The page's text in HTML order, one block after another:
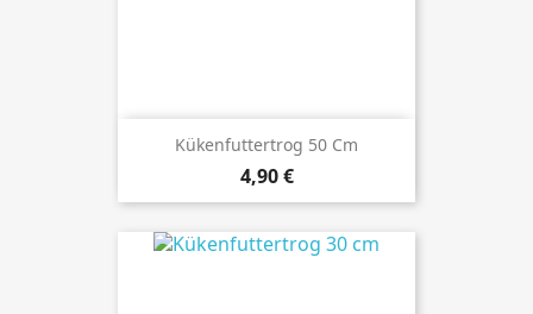
Kükenfuttertrog 50 Cm
Preis
4,90 €